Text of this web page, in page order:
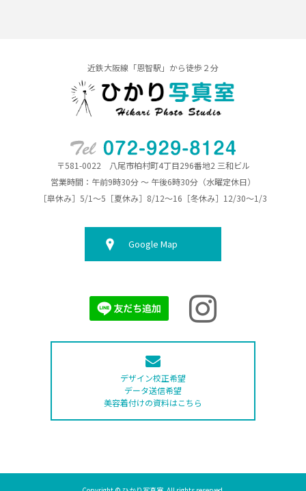
近鉄大阪線「恩智駅」から徒歩２分
〒581-0022 八尾市柏村町4丁目296番地2 三和ビル
営業時間：午前9時30分 ～ 午後6時30分（水曜定休日）
［皐休み］5/1～5［夏休み］8/12～16［冬休み］12/30～1/3
Google Map
デザイン校正希望
データ送信希望
美容着付けの資料はこちら